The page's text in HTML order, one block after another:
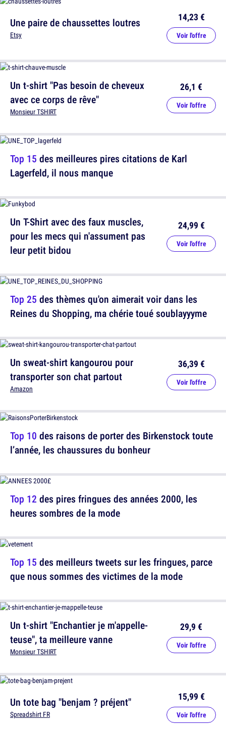
Une paire de chaussettes loutres
Etsy
14,23 €
Voir l'offre
Top 15 des meilleures pires citations de Karl
Lagerfeld, il nous manque
Top 25 des thèmes qu'on aimerait voir dans les
Reines du Shopping, ma chérie toué soublayyyme
Top 10 des raisons de porter des Birkenstock toute
l’année, les chaussures du bonheur
Top 15 des meilleurs tweets sur les fringues, parce
que nous sommes des victimes de la mode
Un tote bag "benjam ? préjent"
Spreadshirt FR
15,99 €
Voir l'offre
Un t-shirt "Pas besoin de cheveux
avec ce corps de rêve"
Monsieur TSHIRT
26,1 €
Voir l'offre
Un T-Shirt avec des faux muscles,
pour les mecs qui n'assument pas
leur petit bidou
24,99 €
Voir l'offre
Un sweat-shirt kangourou pour
transporter son chat partout
Amazon
36,39 €
Voir l'offre
Top 12 des pires fringues des années 2000, les
heures sombres de la mode
Un t-shirt "Enchantier je m'appelle-
teuse", ta meilleure vanne
Monsieur TSHIRT
29,9 €
Voir l'offre